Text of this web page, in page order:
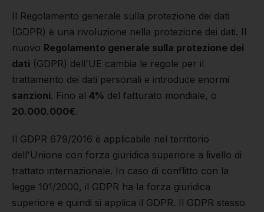
Il Regolamento generale sulla protezione dei dati
(GDPR) è una rivoluzione nella protezione dei dati. Il
nuovo Regolamento generale sulla protezione dei
dati (GDPR) dell'UE cambia le regole per il
trattamento dei dati personali e introduce enormi
sanzioni. Fino al 4% del fatturato mondiale, o
20.000.000€.
Il GDPR 679/2016 è applicabile nel territorio
dell'Unione con forza giuridica superiore a livello di
trattato internazionale. In caso di conflitto con la
legge 101/2000, il GDPR ha la forza giuridica
superiore e quindi si applica il GDPR. Il GDPR stesso